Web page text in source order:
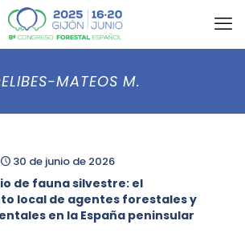
MATEOS M.
30 de junio de 2026
de fauna silvestre: el
local de agentes forestales y
en la España peninsular